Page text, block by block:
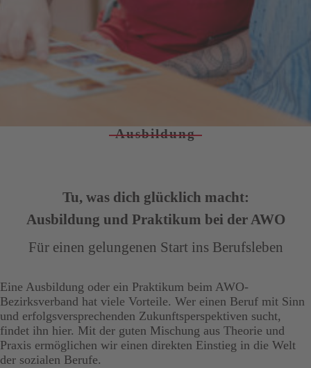
Ausbildung
Tu, was dich glücklich macht:
Ausbildung und Praktikum bei der AWO
Für einen gelungenen Start ins Berufsleben
Eine Ausbildung oder ein Praktikum beim AWO-
Bezirksverband hat viele Vorteile. Wer einen Beruf mit Sinn
und erfolgsversprechenden Zukunftsperspektiven sucht,
findet ihn hier. Mit der guten Mischung aus Theorie und
Praxis ermöglichen wir einen direkten Einstieg in die Welt
der sozialen Berufe.